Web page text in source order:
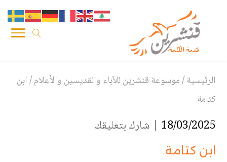
الرئيسية/موسوعة قنشرين للآباء والقديسين والأعلام/ابن
كتامة
18/03/2025 | شارك بتعليقك
ابن كتامة